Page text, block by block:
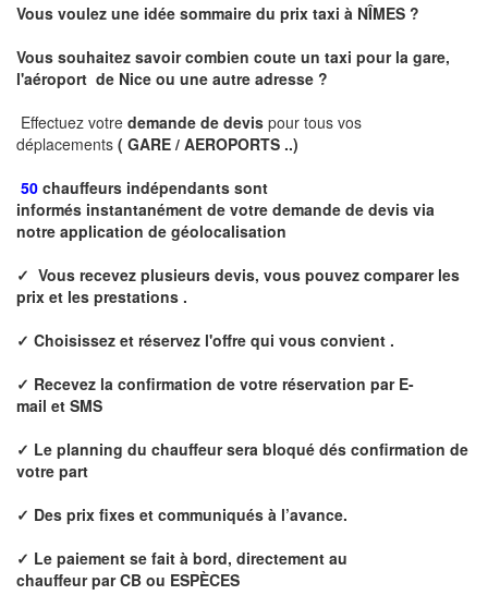
Vous voulez une idée sommaire du prix taxi à NÎMES ?
Vous souhaitez savoir combien coute un taxi pour la gare,
l'aéroport de Nice ou une autre adresse ?
Effectuez votre demande de devis pour tous vos
déplacements ( GARE / AEROPORTS ..)
50 chauffeurs indépendants sont
informés instantanément de votre demande de devis via
notre application de géolocalisation
✓ Vous recevez plusieurs devis, vous pouvez comparer les
prix et les prestations .
✓ Choisissez et réservez l'offre qui vous convient .
✓ Recevez la confirmation de votre réservation par E-
mail et SMS
✓ Le planning du chauffeur sera bloqué dés confirmation de
votre part
✓ Des prix fixes et communiqués à l’avance.
✓ Le paiement se fait à bord, directement au
chauffeurpar CB ou ESPÈCES